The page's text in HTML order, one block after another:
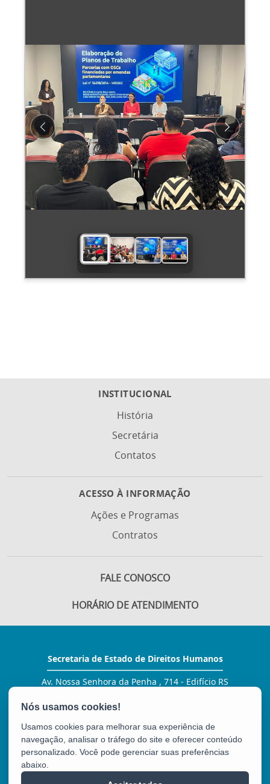
Previous Next
INSTITUCIONAL
História
Secretária
Contatos
ACESSO À INFORMAÇÃO
Ações e Programas
Contratos
FALE CONOSCO
HORÁRIO DE ATENDIMENTO
Secretaria de Estado de Direitos Humanos
Av. Nossa Senhora da Penha , 714 - Edifício RS
CEP: 29055-130 - Vitória / ES
E-mail:gabinete@sedh.es.gov.br
Usamos cookies para melhorar sua experiência de
navegação, analisar o tráfego do site e oferecer conteúdo
personalizado. Você pode gerenciar suas preferências
abaixo.